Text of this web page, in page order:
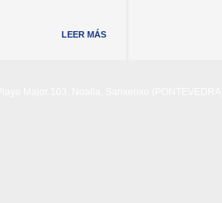
LEER MÁS